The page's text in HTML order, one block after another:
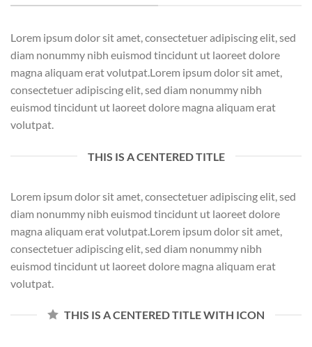
Lorem ipsum dolor sit amet, consectetuer adipiscing elit, sed
diam nonummy nibh euismod tincidunt ut laoreet dolore
magna aliquam erat volutpat.Lorem ipsum dolor sit amet,
consectetuer adipiscing elit, sed diam nonummy nibh
euismod tincidunt ut laoreet dolore magna aliquam erat
volutpat.
THIS IS A CENTERED TITLE
Lorem ipsum dolor sit amet, consectetuer adipiscing elit, sed
diam nonummy nibh euismod tincidunt ut laoreet dolore
magna aliquam erat volutpat.Lorem ipsum dolor sit amet,
consectetuer adipiscing elit, sed diam nonummy nibh
euismod tincidunt ut laoreet dolore magna aliquam erat
volutpat.
THIS IS A CENTERED TITLE WITH ICON